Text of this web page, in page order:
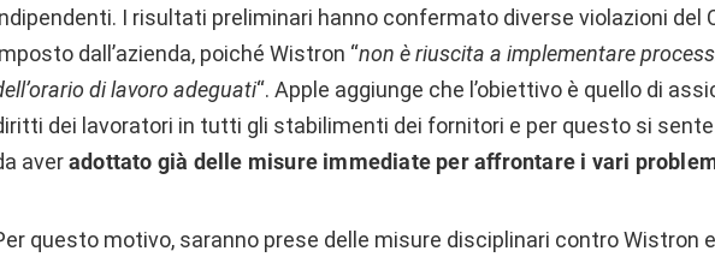
I risultati preliminari hanno confermato diverse violazioni del
dall’azienda, poiché Wistron “non è riuscita a implementare
di lavoro adeguati“. Apple aggiunge che l’obiettivo è quello di
dei lavoratori in tutti gli stabilimenti dei fornitori e per questo si sente
averadottato già delle misure immediate per affrontare i vari
questo motivo, saranno prese delle misure disciplinari contro Wistron